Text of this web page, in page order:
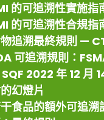
的可追溯性實施指
的可追溯性合規指
追溯最終規則 —
可追溯規則：
2022 年 12 月
幻燈片
食品的額外可追溯